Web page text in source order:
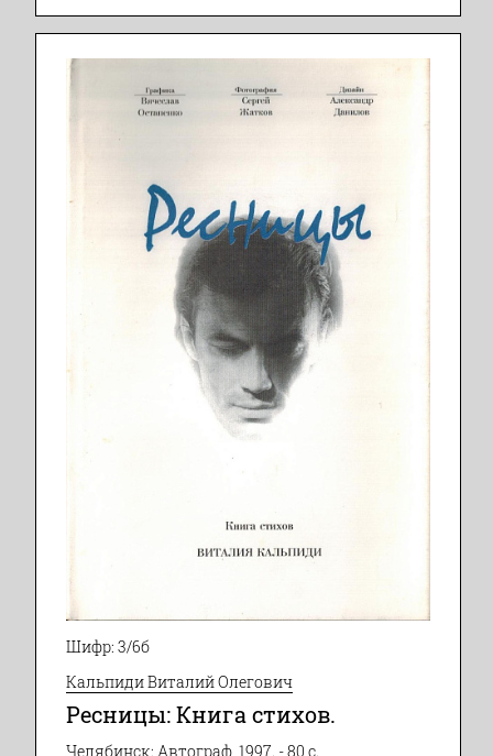
Шифр: 3/6б
Кальпиди Виталий Олегович
Ресницы: Книга стихов.
Челябинск: Автограф, 1997. - 80 с.